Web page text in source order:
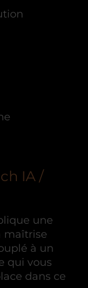
IA /
une
maîtrise
à un
qui vous
dans ce